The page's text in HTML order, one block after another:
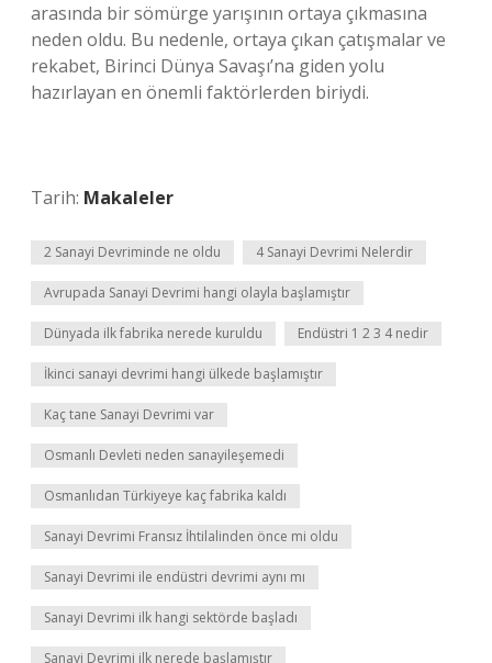
arasında bir sömürge yarışının ortaya çıkmasına
neden oldu. Bu nedenle, ortaya çıkan çatışmalar ve
rekabet, Birinci Dünya Savaşı’na giden yolu
hazırlayan en önemli faktörlerden biriydi.
Tarih: Makaleler
2 Sanayi Devriminde ne oldu 4 Sanayi Devrimi Nelerdir
Avrupada Sanayi Devrimi hangi olayla başlamıştır
Dünyada ilk fabrika nerede kuruldu Endüstri 1 2 3 4 nedir
İkinci sanayi devrimi hangi ülkede başlamıştır
Kaç tane Sanayi Devrimi var
Osmanlı Devleti neden sanayileşemedi
Osmanlıdan Türkiyeye kaç fabrika kaldı
Sanayi Devrimi Fransız İhtilalinden önce mi oldu
Sanayi Devrimi ile endüstri devrimi aynı mı
Sanayi Devrimi ilk hangi sektörde başladı
Sanayi Devrimi ilk nerede başlamıştır